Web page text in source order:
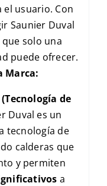
el usuario. Con
Saunier Duval
solo una
puede ofrecer.
Marca:
de
Duval es un
tecnología de
calderas que
y permiten
a